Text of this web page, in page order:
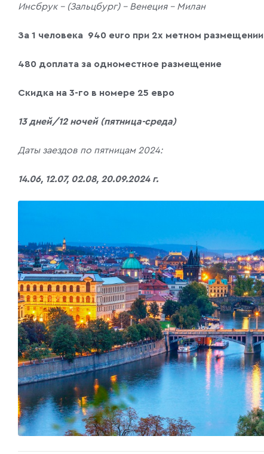
Инсбрук - (Зальцбург) – Венеция - Милан
За 1 человека 940 euro при 2х метном размещении
480 доплата за одноместное размещение
Скидка на 3-го в номере 25 евро
13 дней/12 ночей (пятница-среда)
Даты заездов по пятницам 2024:
14.06, 12.07, 02.08, 20.09.2024 г.